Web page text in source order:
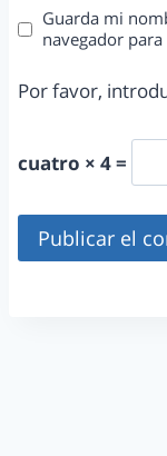
Guarda mi
navegador
Por favor,
cuatro × 4 =